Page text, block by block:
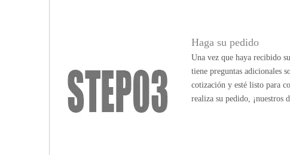
Haga su pedido
Una vez que haya recibido
tiene preguntas adicionales
cotización y esté listo para
realiza su pedido, ¡nuestros